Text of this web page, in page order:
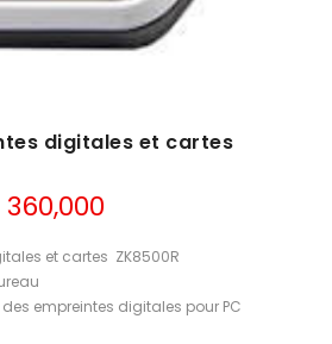
digitales et cartes
:
360,000
actuel
DT 360,000.
et cartes ZK8500R
empreintes digitales pour PC